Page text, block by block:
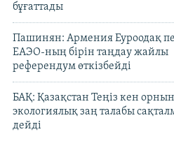
бұғаттады
Пашинян: Армения Еуроодақ
ЕАЭО-ның бірін таңдау жайлы
референдум өткізбейді
БАҚ: Қазақстан Теңіз кен
экологиялық заң талабы
дейді